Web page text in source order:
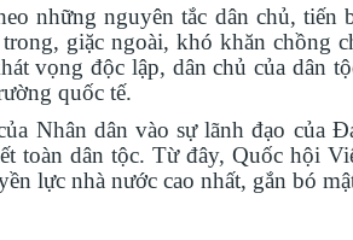
những nguyên tắc dân chủ, tiến
giặc ngoài, khó khăn chồng
vọng độc lập, dân chủ của dân
quốc tế.
Nhân dân vào sự lãnh đạo của
toàn dân tộc. Từ đây, Quốc hội
lực nhà nước cao nhất, gắn bó